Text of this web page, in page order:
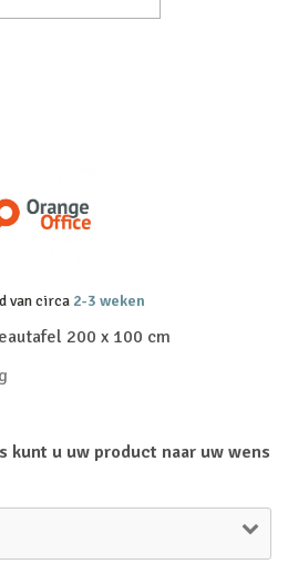
van circa 2-3 weken
200 x 100 cm
kunt u uw product naar uw wens